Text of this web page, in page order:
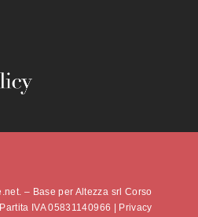
– Base per Altezza srl Corso
IVA 05831140966 |
Privacy